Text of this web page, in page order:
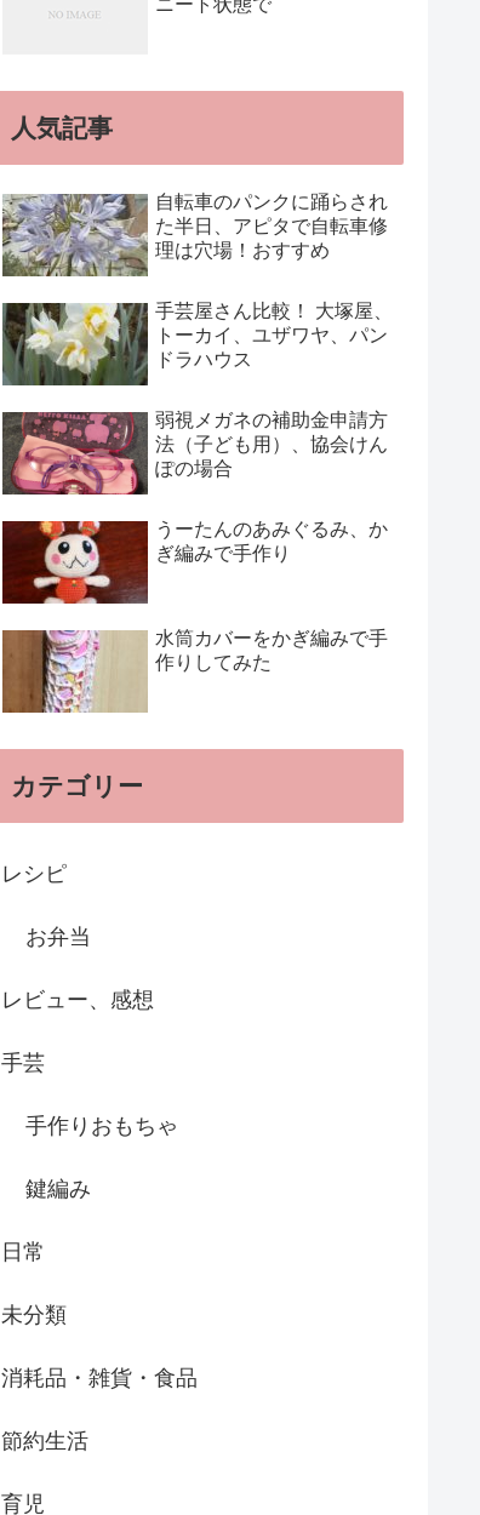
ニート状態で
人気記事
自転車のパンクに踊らされ
た半日、アピタで自転車修
理は穴場！おすすめ
手芸屋さん比較！ 大塚屋、
トーカイ、ユザワヤ、パン
ドラハウス
弱視メガネの補助金申請方
法（子ども用）、協会けん
ぽの場合
うーたんのあみぐるみ、か
ぎ編みで手作り
水筒カバーをかぎ編みで手
作りしてみた
カテゴリー
レシピ
お弁当
レビュー、感想
手芸
手作りおもちゃ
鍵編み
日常
未分類
消耗品・雑貨・食品
節約生活
育児